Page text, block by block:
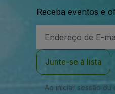
Receba eventos e
de
Junte-se à lista
Ao iniciar sessão ou